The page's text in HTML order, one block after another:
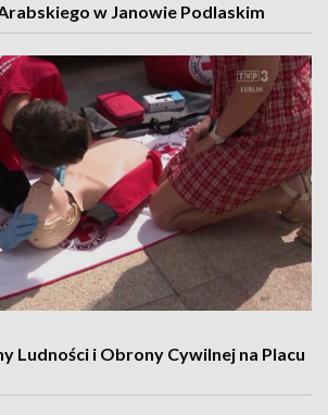
w Janowie Podlaskim
Ludności i Obrony Cywilnej na Placu